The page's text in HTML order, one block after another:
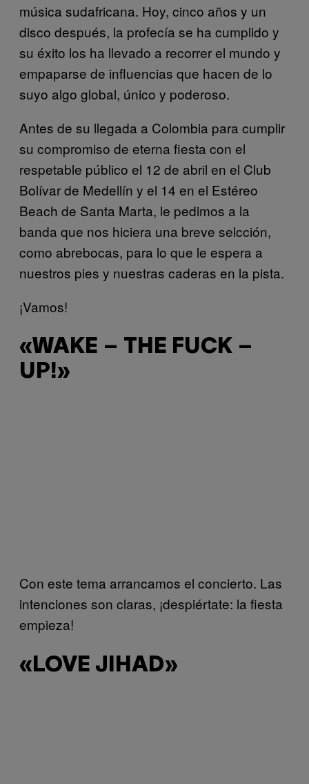
música sudafricana. Hoy, cinco años y un
disco después, la profecía se ha cumplido y
su éxito los ha llevado a recorrer el mundo y
empaparse de influencias que hacen de lo
suyo algo global, único y poderoso.
Antes de su llegada a Colombia para cumplir
su compromiso de eterna fiesta con el
respetable público el 12 de abril en el Club
Bolívar de Medellín y el 14 en el Estéreo
Beach de Santa Marta, le pedimos a la
banda que nos hiciera una breve selcción,
como abrebocas, para lo que le espera a
nuestros pies y nuestras caderas en la pista.
¡Vamos!
«WAKE – THE FUCK –
UP!»
Con este tema arrancamos el concierto. Las
intenciones son claras, ¡despiértate: la fiesta
empieza!
«LOVE JIHAD»